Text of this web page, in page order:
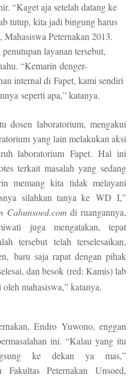
“Kaget aja setelah datang ke
tutup, kita jadi bingung harus
Mahasiswa Peternakan 2013.
layanan tersebut,
“Kemarin denger-
internal di Fapet, kami sendiri
seperti apa,” katanya.
dosen laboratorium, mengakui
yang lain melakukan aksi
laboratorium Fapet. Hal ini
terkait masalah yang sedang
memang kita tidak melayani
silahkan tanya ke WD I,”
Cahunsoed.com di ruangannya,
juga mengatakan, tepat
tersebut telah terselesaikan,
baru saja rapat dengan pihak
dan besok (red: Kamis) lab
mahasiswa,” katanya.
Endro Yuwono, enggan
ini. “Kalau yang itu
ke dekan ya mas,”
Fakultas Peternakan Unsoed,